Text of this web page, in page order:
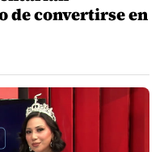
de convertirse en